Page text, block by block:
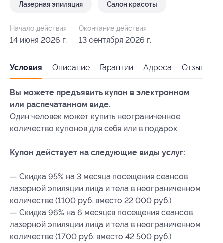
Лазерная эпиляция Салон красоты
Начало действия
14 июня 2026 г.
Окончание действия
13 сентября 2026 г.
Условия Описание Гарантии Адреса Отзывы
Вы можете предъявить купон в электронном
или распечатанном виде.
Один человек может купить неограниченное
количество купонов для себя или в подарок.
Купон действует на следующие виды услуг:
— Скидка 95% на 3 месяца посещения сеансов
лазерной эпиляции лица и тела в неограниченном
количестве (1100 руб. вместо 22 000 руб.)
— Скидка 96% на 6 месяцев посещения сеансов
лазерной эпиляции лица и тела в неограниченном
количестве (1700 руб. вместо 42 500 руб.)